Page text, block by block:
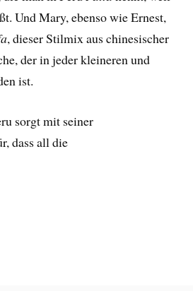
Und Mary, ebenso wie Ernest,
, dieser Stilmix aus chinesischer
der in jeder kleineren und
ist.
sorgt mit seiner
dass all die